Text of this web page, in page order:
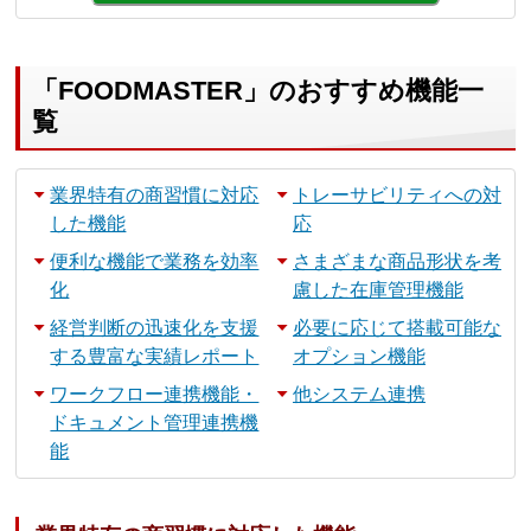
「FOODMASTER」のおすすめ機能一
覧
業界特有の商習慣に対応
した機能
トレーサビリティへの対
応
便利な機能で業務を効率
化
さまざまな商品形状を考
慮した在庫管理機能
経営判断の迅速化を支援
する豊富な実績レポート
必要に応じて搭載可能な
オプション機能
ワークフロー連携機能・
ドキュメント管理連携機
能
他システム連携